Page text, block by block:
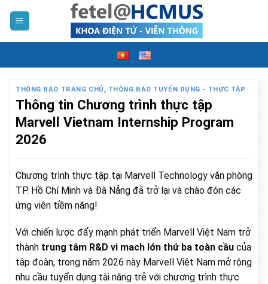
THÔNG BÁO TRANG CHỦ , THÔNG BÁO TUYỂN DỤNG - THỰC TẬP
Thông tin Chương trình thực tập
Marvell Vietnam Internship Program
2026
Chương trình thực tập tại Marvell Technology văn phòng
TP. Hồ Chí Minh và Đà Nẵng đã trở lại và chào đón các
ứng viên tiềm năng!
Với chiến lược đẩy mạnh phát triển Marvell Việt Nam trở
thành trung tâm R&D vi mach lớn thứ ba toàn cầu của
tập đoàn, trong năm 2026 này Marvell Việt Nam mở rộng
nhu cầu tuyển dụng tài năng trẻ với chương trình thực